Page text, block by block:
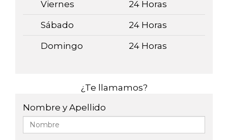
Viernes 24 Horas
Sábado 24 Horas
Domingo 24 Horas
¿Te llamamos?
Nombre y Apellido